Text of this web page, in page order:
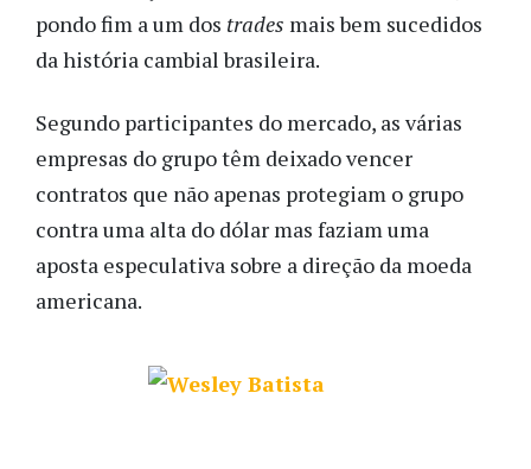
pondo fim a um dos trades mais bem sucedidos
da história cambial brasileira.
Segundo participantes do mercado, as várias
empresas do grupo têm deixado vencer
contratos que não apenas protegiam o grupo
contra uma alta do dólar mas faziam uma
aposta especulativa sobre a direção da moeda
americana.